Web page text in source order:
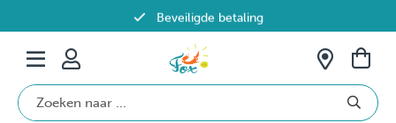
Beveiligde betaling
Gratis verzending vanaf €69 in België